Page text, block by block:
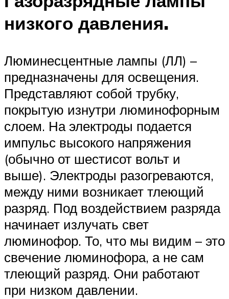
низкого давления.
Люминесцентные лампы (ЛЛ) –
предназначены для освещения.
Представляют собой трубку,
покрытую изнутри люминофорным
слоем. На электроды подается
импульс высокого напряжения
(обычно от шестисот вольт и
выше). Электроды разогреваются,
между ними возникает тлеющий
разряд. Под воздействием разряда
начинает излучать свет
люминофор. То, что мы видим – это
свечение люминофора, а не сам
тлеющий разряд. Они работают
при низком давлении.